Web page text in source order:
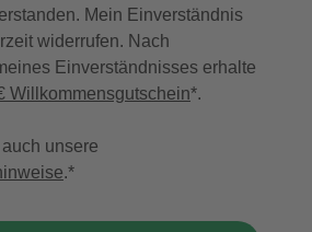
Mein Einverständnis
widerrufen. Nach
Einverständnisses erhalte
Willkommensgutschein*.
unsere
.